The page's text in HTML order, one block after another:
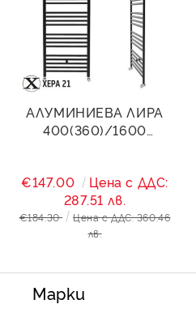
АЛУМИНИЕВА ЛИРА
400(360)/1600
€147.00
Цена с ДДС:
287.51 лв.
€184.30
Цена с ДДС: 360.46
лв.
Марки